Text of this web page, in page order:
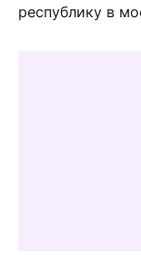
республику в